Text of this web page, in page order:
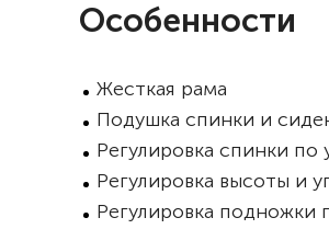
Особенности
Жесткая рама
Подушка спинки и
Регулировка спинки по
Регулировка высоты и
Регулировка подножки